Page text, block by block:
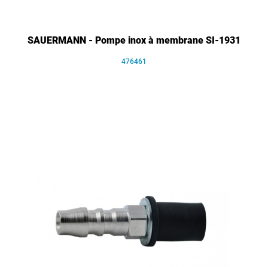
SAUERMANN - Pompe inox à membrane SI-1931
476461